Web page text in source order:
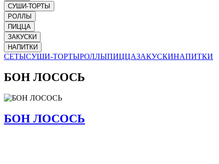
СУШИ-ТОРТЫ
РОЛЛЫ
ПИЦЦА
ЗАКУСКИ
НАПИТКИ
СЕТЫСУШИ-ТОРТЫРОЛЛЫПИЦЦАЗАКУСКИНАПИТКИ
БОН ЛОСОСЬ
БОН ЛОСОСЬ